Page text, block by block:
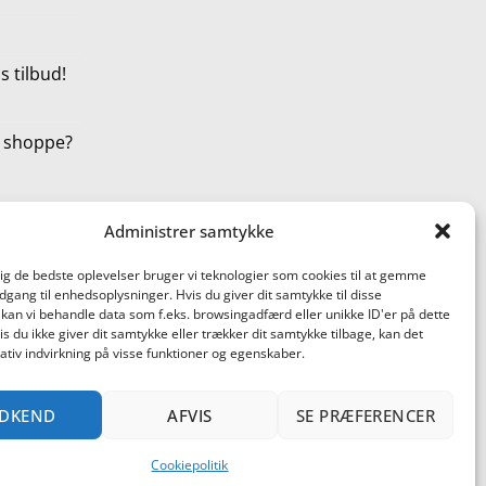
Administrer samtykke
de bedste oplevelser bruger vi teknologier som cookies til at gemme
til enhedsoplysninger. Hvis du giver dit samtykke til disse
vi behandle data som f.eks. browsingadfærd eller unikke ID'er på dette
du ikke giver dit samtykke eller trækker dit samtykke tilbage, kan det
indvirkning på visse funktioner og egenskaber.
AFVIS SE PRÆFERENCER
Cookiepolitik
tilbud!
Cash
On
Delivery
AF PRODUKTER
AT SHOPPE? SE HER!